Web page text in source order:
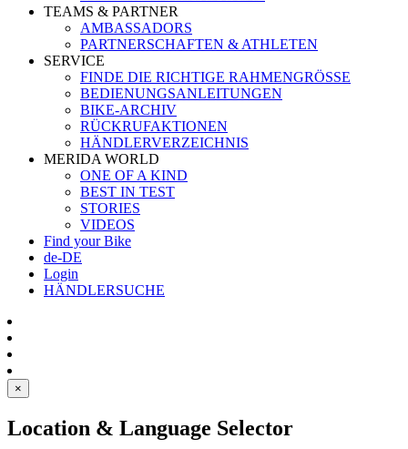
TEAMS & PARTNER
AMBASSADORS
PARTNERSCHAFTEN & ATHLETEN
SERVICE
FINDE DIE RICHTIGE RAHMENGRÖSSE
BEDIENUNGSANLEITUNGEN
BIKE-ARCHIV
RÜCKRUFAKTIONEN
HÄNDLERVERZEICHNIS
MERIDA WORLD
ONE OF A KIND
BEST IN TEST
STORIES
VIDEOS
Find your Bike
de-DE
Login
HÄNDLERSUCHE
×
Location & Language Selector